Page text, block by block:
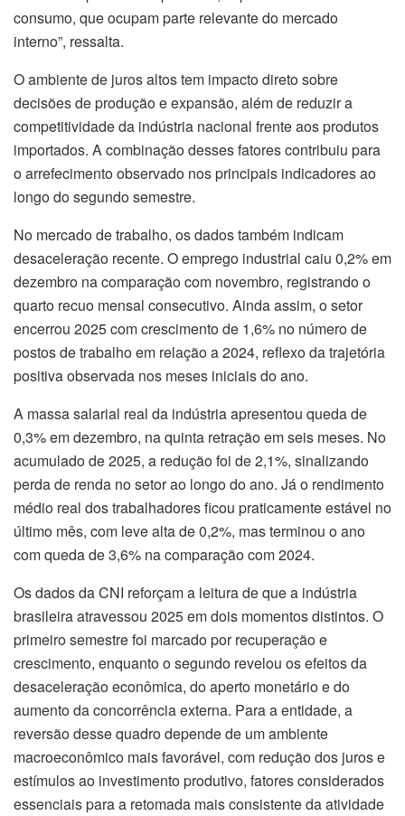
consumo, que ocupam parte relevante do mercado
interno”, ressalta.
O ambiente de juros altos tem impacto direto sobre
decisões de produção e expansão, além de reduzir a
competitividade da indústria nacional frente aos produtos
importados. A combinação desses fatores contribuiu para
o arrefecimento observado nos principais indicadores ao
longo do segundo semestre.
No mercado de trabalho, os dados também indicam
desaceleração recente. O emprego industrial caiu 0,2% em
dezembro na comparação com novembro, registrando o
quarto recuo mensal consecutivo. Ainda assim, o setor
encerrou 2025 com crescimento de 1,6% no número de
postos de trabalho em relação a 2024, reflexo da trajetória
positiva observada nos meses iniciais do ano.
A massa salarial real da indústria apresentou queda de
0,3% em dezembro, na quinta retração em seis meses. No
acumulado de 2025, a redução foi de 2,1%, sinalizando
perda de renda no setor ao longo do ano. Já o rendimento
médio real dos trabalhadores ficou praticamente estável no
último mês, com leve alta de 0,2%, mas terminou o ano
com queda de 3,6% na comparação com 2024.
Os dados da CNI reforçam a leitura de que a indústria
brasileira atravessou 2025 em dois momentos distintos. O
primeiro semestre foi marcado por recuperação e
crescimento, enquanto o segundo revelou os efeitos da
desaceleração econômica, do aperto monetário e do
aumento da concorrência externa. Para a entidade, a
reversão desse quadro depende de um ambiente
macroeconômico mais favorável, com redução dos juros e
estímulos ao investimento produtivo, fatores considerados
essenciais para a retomada mais consistente da atividade